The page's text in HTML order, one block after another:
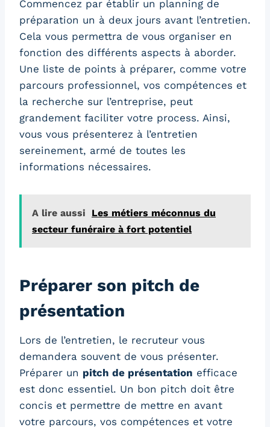
Commencez par établir un planning de
préparation un à deux jours avant l’entretien.
Cela vous permettra de vous organiser en
fonction des différents aspects à aborder.
Une liste de points à préparer, comme votre
parcours professionnel, vos compétences et
la recherche sur l’entreprise, peut
grandement faciliter votre process. Ainsi,
vous vous présenterez à l’entretien
sereinement, armé de toutes les
informations nécessaires.
A lire aussi
Les métiers méconnus du
secteur funéraire à fort potentiel
Préparer son pitch de
présentation
Lors de l’entretien, le recruteur vous
demandera souvent de vous présenter.
Préparer un pitch de présentation efficace
est donc essentiel. Un bon pitch doit être
concis et permettre de mettre en avant
votre parcours, vos compétences et votre